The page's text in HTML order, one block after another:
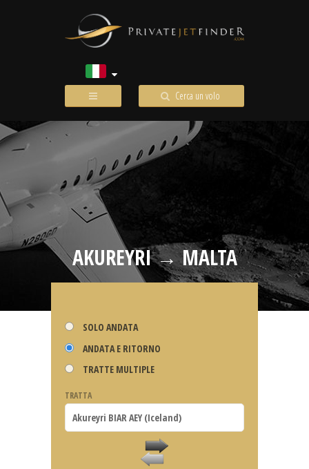
Cerca un volo
AKUREYRI → MALTA
SOLO ANDATA
ANDATA E RITORNO
TRATTE MULTIPLE
TRATTA